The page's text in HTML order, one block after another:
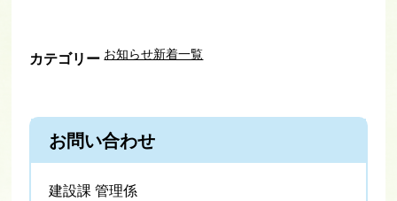
カテゴリー お知らせ新着一覧
お問い合わせ
建設課 管理係